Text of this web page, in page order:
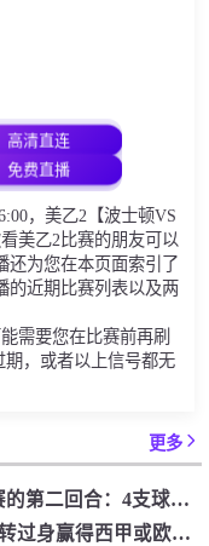
高清直连
免费直播
，美乙2【波士顿VS
美乙2比赛的朋友可以
还为您在本页面索引了
的近期比赛列表以及两
需要您在比赛前再刷
，或者以上信号都无
更多
没有逆转？ DeepSeek预测冠军联赛的第二回合：4支球队在第一回合中获胜 枪手输了
有奇迹吗？西班牙媒体：除非皇马转过身赢得西甲或欧洲冠军